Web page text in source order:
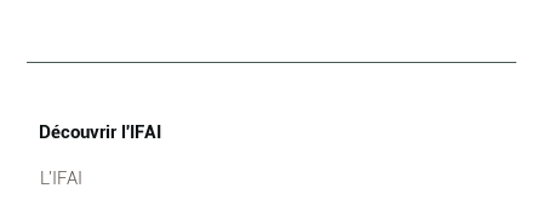
Découvrir l'IFAI
L'IFAI